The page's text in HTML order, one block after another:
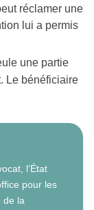
réclamer une
lui a permis
une partie
Le bénéficiaire
l’État
pour les
de la